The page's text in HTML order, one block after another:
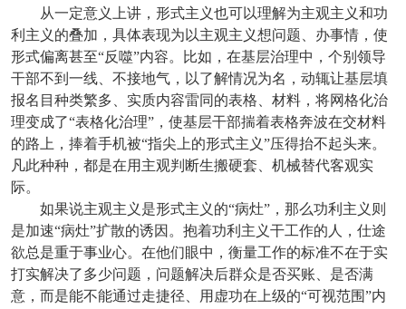
从一定意义上讲，形式主义也可以理解为主观主义和功
利主义的叠加，具体表现为以主观主义想问题、办事情，使
形式偏离甚至“反噬”内容。比如，在基层治理中，个别领导
干部不到一线、不接地气，以了解情况为名，动辄让基层填
报名目种类繁多、实质内容雷同的表格、材料，将网格化治
理变成了“表格化治理”，使基层干部揣着表格奔波在交材料
的路上，捧着手机被“指尖上的形式主义”压得抬不起头来。
凡此种种，都是在用主观判断生搬硬套、机械替代客观实
际。
如果说主观主义是形式主义的“病灶”，那么功利主义则
是加速“病灶”扩散的诱因。抱着功利主义干工作的人，仕途
欲总是重于事业心。在他们眼中，衡量工作的标准不在于实
打实解决了多少问题，问题解决后群众是否买账、是否满
意，而是能不能通过走捷径、用虚功在上级的“可视范围”内